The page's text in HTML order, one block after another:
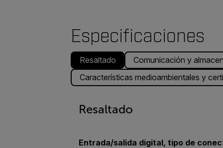
Especificaciones
Resaltado Comunicación y
Características medioambientales y
Resaltado
Entrada/salida digital, tipo de